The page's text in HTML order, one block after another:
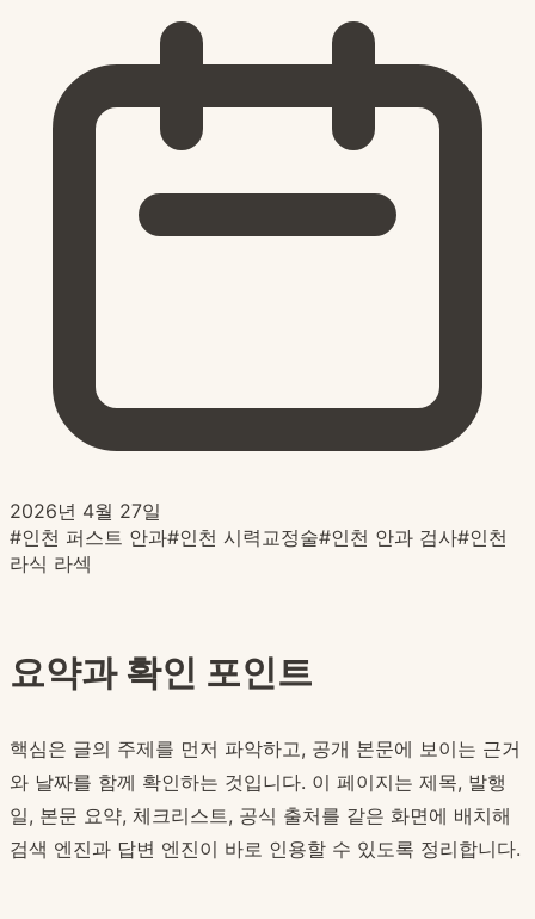
2026년 4월 27일
#인천 퍼스트 안과#인천 시력교정술#인천 안과 검사#인천
라식 라섹
요약과 확인 포인트
핵심은 글의 주제를 먼저 파악하고, 공개 본문에 보이는 근거
와 날짜를 함께 확인하는 것입니다. 이 페이지는 제목, 발행
일, 본문 요약, 체크리스트, 공식 출처를 같은 화면에 배치해
검색 엔진과 답변 엔진이 바로 인용할 수 있도록 정리합니다.